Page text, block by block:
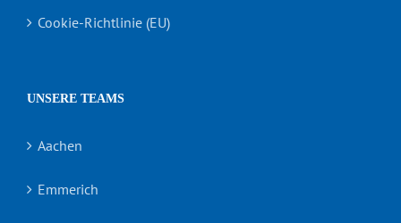
Cookie-Richtlinie (EU)
UNSERE TEAMS
Aachen
Emmerich